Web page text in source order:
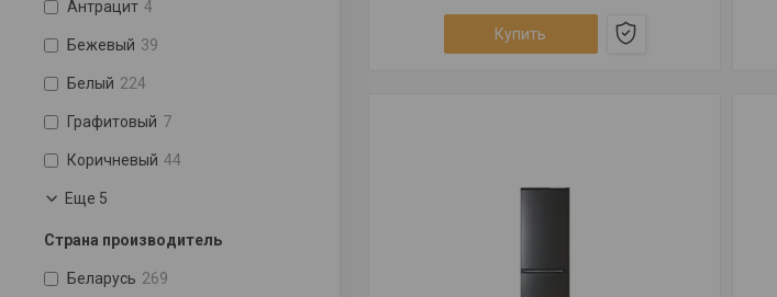
Антрацит 4
Бежевый 39
Белый 224
Графитовый 7
Коричневый 44
Еще 5
Страна производитель
Беларусь 269
Купить